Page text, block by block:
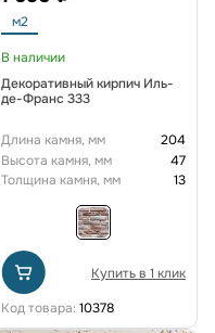
м2
В наличии
Декоративный кирпич Иль-
де-Франс 333
Длина камня, мм
204
Высота камня, мм
47
Толщина камня, мм
13
Купить в 1 клик
Код товара: 10378